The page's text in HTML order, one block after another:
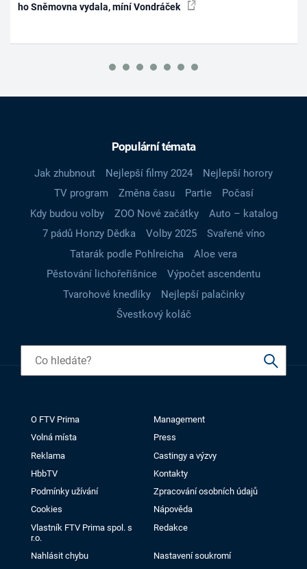
ho Sněmovna vydala, míní Vondráček
Populární témata
Jak zhubnout Nejlepší filmy 2024
Nejlepší horory
TV program
Změna času Partie
Počasí
Kdy budou volby
ZOO Nové začátky
Auto – katalog
7 pádů Honzy Dědka
Volby 2025
Svařené víno
Tatarák podle Pohlreicha
Aloe vera
Pěstování lichořeřišnice
Výpočet ascendentu
Tvarohové knedlíky
Nejlepší palačinky
Švestkový koláč
O FTV Prima
Management
Volná místa
Press
Reklama
Castingy a výzvy
HbbTV
Kontakty
Podmínky užívání
Zpracování osobních údajů
Cookies
Nápověda
Vlastník FTV Prima spol. s
r.o.
Redakce
Nahlásit chybu Nastavení soukromí